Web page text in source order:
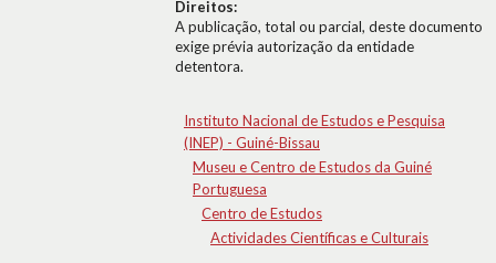
Direitos:
A publicação, total ou parcial, deste documento
exige prévia autorização da entidade
detentora.
Instituto Nacional de Estudos e Pesquisa
(INEP) - Guiné-Bissau
Museu e Centro de Estudos da Guiné
Portuguesa
Centro de Estudos
Actividades Científicas e Culturais